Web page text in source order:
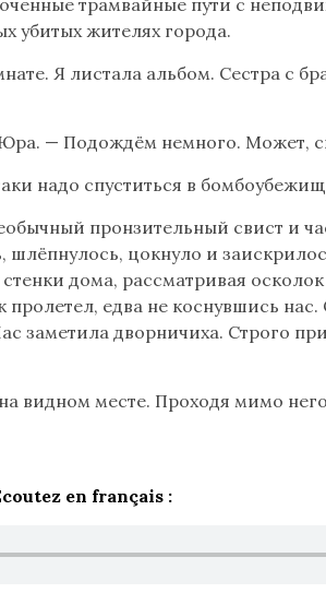
трамвайные пути с
убитых жителях города.
Я листала альбом. Сестра с
— Подождём немного. Может,
надо спуститься в
пронзительный свист и
цокнуло и
дома, рассматривая
едва не коснувшись
заметила дворничиха. Строго
видном месте. Проходя мимо
en français :